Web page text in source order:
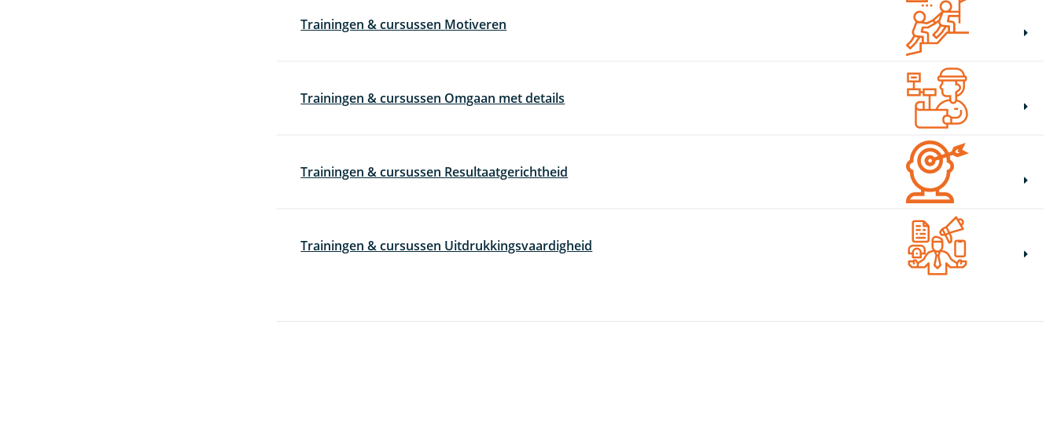
Trainingen & cursussen Motiveren
Trainingen & cursussen Omgaan met details
Trainingen & cursussen Resultaatgerichtheid
Trainingen & cursussen Uitdrukkingsvaardigheid